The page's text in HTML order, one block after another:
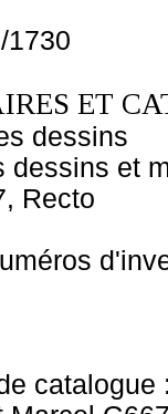
1730
ET
dessins
dessins et
Recto
catalogue